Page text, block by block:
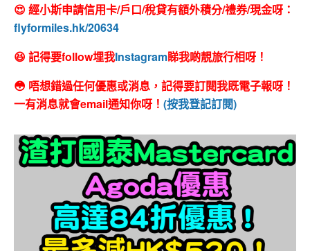
😍 經小斯申請信用卡/戶口/稅貸有額外積分/禮券/現金呀：
flyformiles.hk/20634
😆 記得要follow埋我Instagram睇我啲靚旅行相呀！
😳 唔想錯過任何優惠或消息，記得要訂閱我既電子報呀！
一有消息就會email通知你呀！ (按我登記訂閱)